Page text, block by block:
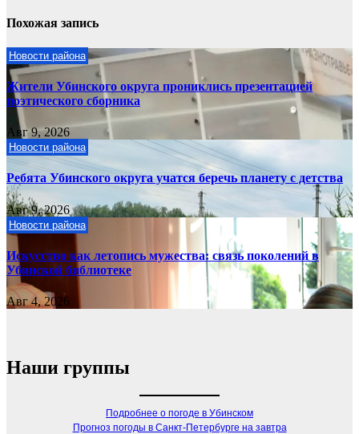
Похожая запись
Новости района
Жители Убинского округа прониклись презентацией
поэтического сборника
Авг 9, 2026
Новости района
Ребята Убинского округа учатся беречь планету с детства
Авг 9, 2026
Новости района
Искусство как летопись мужества: связь поколений в
Убинской библиотеке
Авг 4, 2026
Наши группы
Подробнее о погоде в Убинском
Прогноз погоды в Санкт-Петербурге на завтра